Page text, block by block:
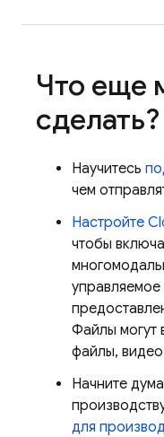
Что еще
сделать?
Научитесь
чем
Настройте
чтобы
Файлы могут
файлы,
Начните
для